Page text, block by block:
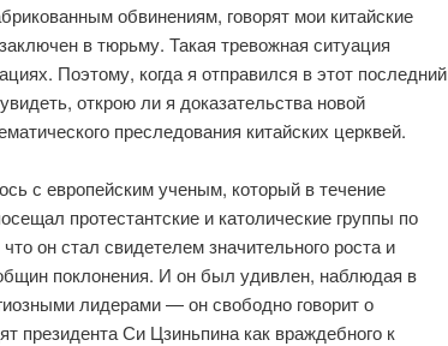
обвинениям, говорят мои китайские
в тюрьму. Такая тревожная ситуация
Поэтому, когда я отправился в этот последний
открою ли я доказательства новой
преследования китайских церквей.
с европейским ученым, который в течение
протестантские и католические группы по
он стал свидетелем значительного роста и
поклонения. И он был удивлен, наблюдая в
лидерами — он свободно говорит о
президента Си Цзиньпина как враждебного к